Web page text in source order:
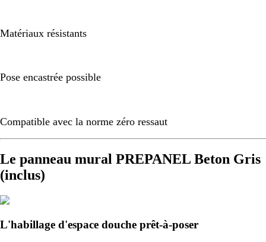
Matériaux résistants
Pose encastrée possible
Compatible avec la norme zéro ressaut
Le panneau mural PREPANEL Beton Gris
(inclus)
L'habillage d'espace douche prêt-à-poser